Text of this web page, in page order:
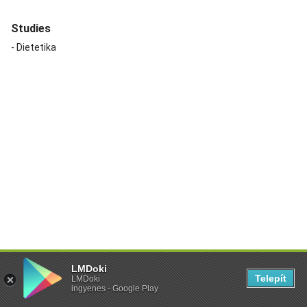
LMDoki
LMDoki
ingyenes - Google Play
Telepít